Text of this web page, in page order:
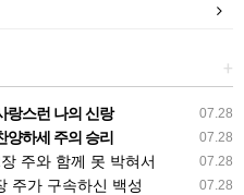
+
07.28
랑스런 나의 신랑
07.28
양하세 주의 승리
07.28
주와 함께 못 박혀서
07.28
주가 구속하신 백성